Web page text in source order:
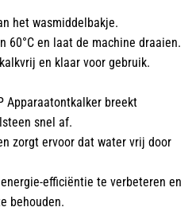
het wasmiddelbakje.
60°C en laat de machine draaien.
en klaar voor gebruik.
Apparaatontkalker breekt
snel af.
zorgt ervoor dat water vrij door
efficiëntie te verbeteren en
behouden.